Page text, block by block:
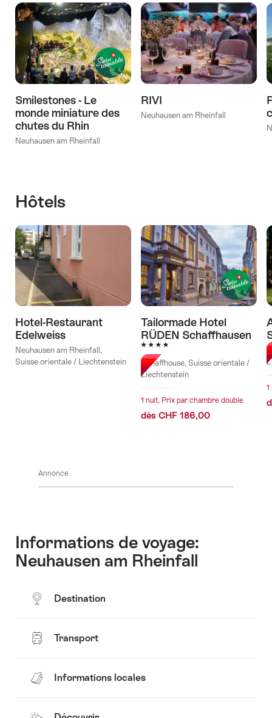
Smilestones - Le
monde miniature des
chutes du Rhin
Neuhausen am Rheinfall
RIVI
Neuhausen am Rheinfall
Hôtels
Hotel-Restaurant
Edelweiss
Neuhausen am Rheinfall,
Suisse orientale / Liechtenstein
Tailormade Hotel
RÜDEN Schaffhausen
4 étoiles
Schaffhouse, Suisse orientale /
Liechtenstein
1 nuit, Prix par chambre double
dès CHF 186,00
1
Annonce
Informations de voyage:
Neuhausen am Rheinfall
Destination
Transport
Informations locales